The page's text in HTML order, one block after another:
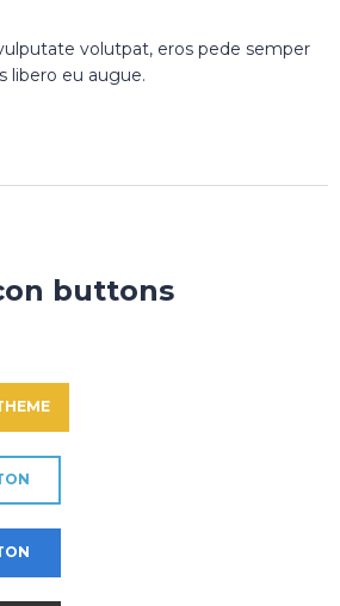
volutpat, eros pede semper
libero eu augue.
buttons